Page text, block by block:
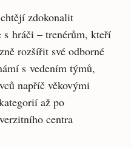
zdokonalit
s hráči – trenérům, kteří
rozšířit své odborné
s vedením týmů,
napříč věkovými
až po
centra